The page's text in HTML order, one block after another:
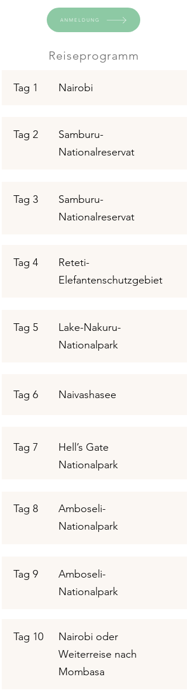
ANMELDUNG
Reiseprogramm
Tag 1 Nairobi
Tag 2
Samburu-
Nationalreservat
Tag 3
Samburu-
Nationalreservat
Tag 4
Reteti-
Elefantenschutzgebiet
Tag 5
Lake-Nakuru-
Nationalpark
Tag 6 Naivashasee
Tag 7
Hell’s Gate
Nationalpark
Tag 8
Amboseli-
Nationalpark
Tag 9
Amboseli-
Nationalpark
Tag 10
Nairobi oder
Weiterreise nach
Mombasa